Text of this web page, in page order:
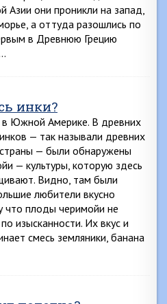
Азии они проникли на запад,
а оттуда разошлись по
в Древнюю Грецию
инки?
в Южной Америке. В древних
— так называли древних
— были обнаружены
— культуры, которую здесь
Видно, там были
любители вкусно
что плоды черимойи не
изысканности. Их вкус и
смесь земляники, банана